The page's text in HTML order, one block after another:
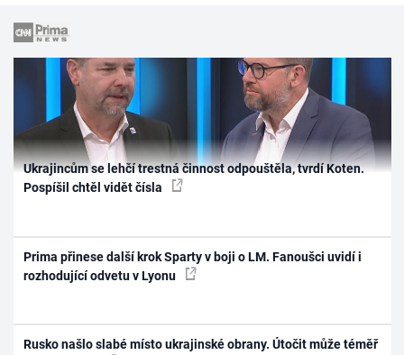
Ukrajincům se lehčí trestná činnost odpouštěla, tvrdí Koten.
Pospíšil chtěl vidět čísla
Prima přinese další krok Sparty v boji o LM. Fanoušci uvidí i
rozhodující odvetu v Lyonu
Rusko našlo slabé místo ukrajinské obrany. Útočit může téměř